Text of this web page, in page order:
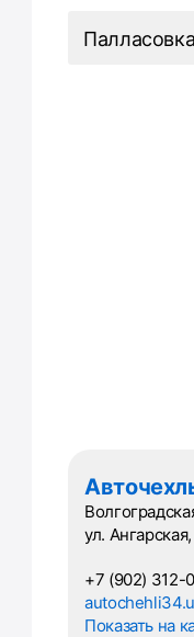
Палласовка
ул.
+7 (902) 312-
Показать на